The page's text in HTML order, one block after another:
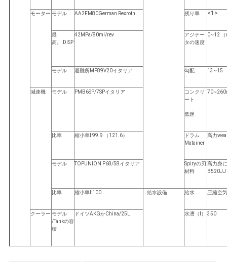
モーター モデル AA2FM80German Rexroth 残り率 <1>
最
高。 DISP
42MPa/80ml/rev
アジテー
タの速度
0~12
モデル 避難所MF89V20イタリア 勾配 13~15
減速機 モデル PMB6SP/7SPイタリア
コンクリ
ート
低迷
比率 縮小率I:99.9 （121.6）
ドラム
Matainer
高力
モデル TOPUNION P68/58イタリア
Spiryの刃
材料
高力身
B520JJ
比率 縮小率I:100 給水設備 給水 圧縮空気
クーラー モデル
/Tankの容
積
ドイツAKGかChina/25L 水漕（l） 350